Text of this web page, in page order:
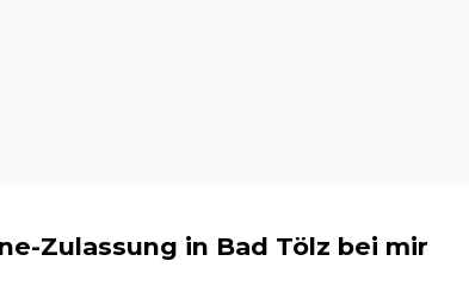
Zulassung in Bad Tölz bei mir